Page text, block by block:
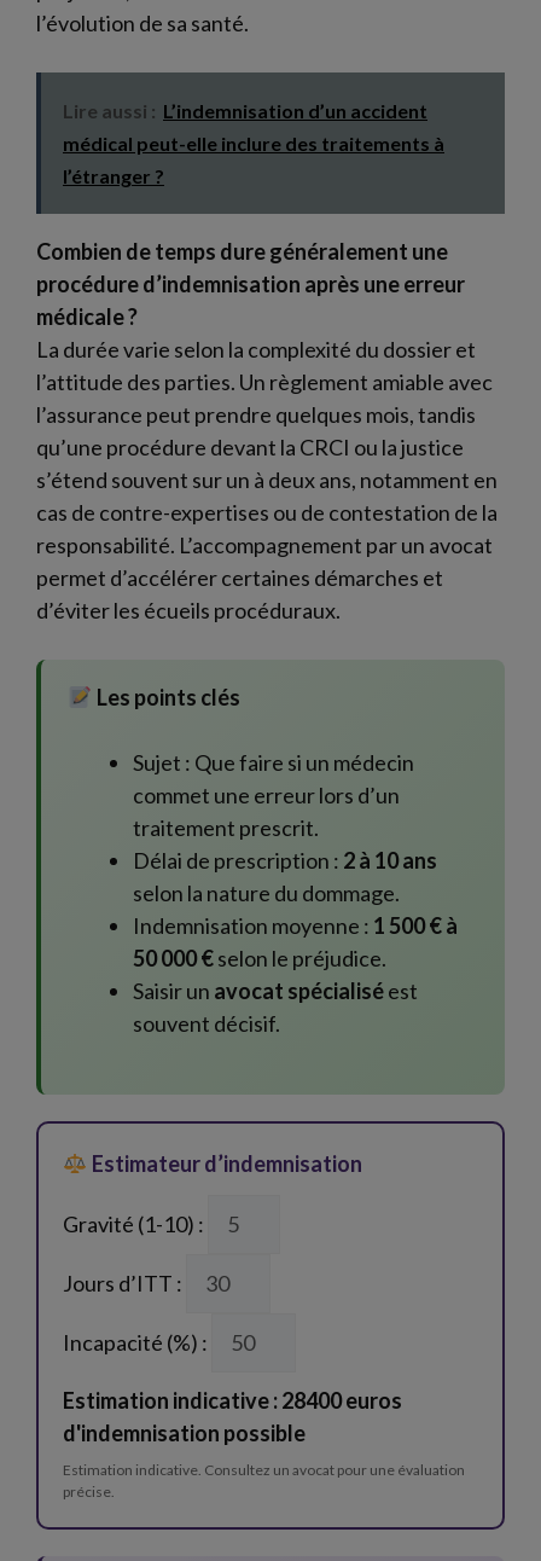
l’évolution de sa santé.
Lire aussi : L’indemnisation d’un accident
médical peut-elle inclure des traitements à
l’étranger ?
Combien de temps dure généralement une
procédure d’indemnisation après une erreur
médicale ?
La durée varie selon la complexité du dossier et
l’attitude des parties. Un règlement amiable avec
l’assurance peut prendre quelques mois, tandis
qu’une procédure devant la CRCI ou la justice
s’étend souvent sur un à deux ans, notamment en
cas de contre-expertises ou de contestation de la
responsabilité. L’accompagnement par un avocat
permet d’accélérer certaines démarches et
d’éviter les écueils procéduraux.
Les points clés
Sujet : Que faire si un médecin
commet une erreur lors d’un
traitement prescrit.
Délai de prescription : 2 à 10 ans
selon la nature du dommage.
Indemnisation moyenne : 1 500 € à
50 000 €selon le préjudice.
Saisir un avocat spécialiséest
souvent décisif.
Estimateur d’indemnisation
Gravité (1-10) :
Jours d’ITT :
Incapacité (%) :
Estimation indicative : 28400 euros
d'indemnisation possible
Estimation indicative. Consultez un avocat pour une évaluation
précise.